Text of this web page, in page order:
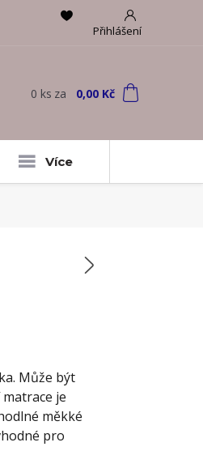
Přihlášení
0 ks za 0,00 Kč
Více
Může být
je
měkké
pro